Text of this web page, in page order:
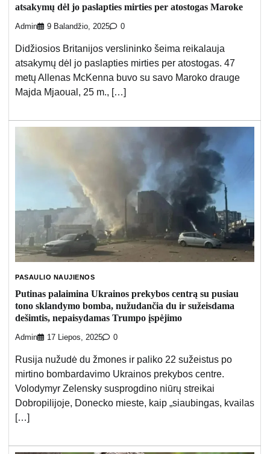
atsakymų dėl jo paslapties mirties per atostogas Maroke
Admin 9 Balandžio, 2025 0
Didžiosios Britanijos verslininko šeima reikalauja
atsakymų dėl jo paslapties mirties per atostogas. 47
metų Allenas McKenna buvo su savo Maroko drauge
Majda Mjaoual, 25 m., […]
PASAULIO NAUJIENOS
Putinas palaimina Ukrainos prekybos centrą su pusiau
tono sklandymo bomba, nužudančia du ir sužeisdama
dešimtis, nepaisydamas Trumpo įspėjimo
Admin 17 Liepos, 2025 0
Rusija nužudė du žmones ir paliko 22 sužeistus po
mirtino bombardavimo Ukrainos prekybos centre.
Volodymyr Zelensky susprogdino niūrų streikai
Dobropilijoje, Donecko mieste, kaip „siaubingas, kvailas
[…]